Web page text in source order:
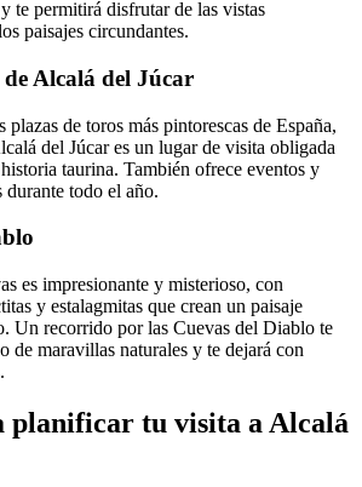
te permitirá disfrutar de las vistas
paisajes circundantes.
Alcalá del Júcar
plazas de toros más pintorescas de España,
del Júcar es un lugar de visita obligada
taurina. También ofrece eventos y
durante todo el año.
es impresionante y misterioso, con
y estalagmitas que crean un paisaje
Un recorrido por las Cuevas del Diablo te
de maravillas naturales y te dejará con
planificar tu visita a Alcalá